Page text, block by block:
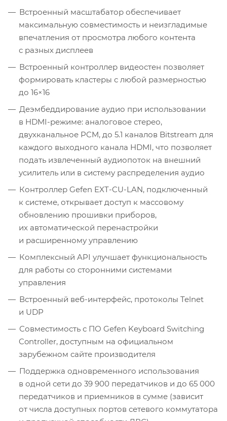
Встроенный масштабатор обеспечивает
максимальную совместимость и неизгладимые
впечатления от просмотра любого контента
с разных дисплеев
Встроенный контроллер видеостен позволяет
формировать кластеры с любой размерностью
до 16×16
Деэмбеддирование аудио при использовании
в HDMI-режиме: аналоговое стерео,
двухканальное PCM, до 5.1 каналов Bitstream для
каждого выходного канала HDMI, что позволяет
подать извлеченный аудиопоток на внешний
усилитель или в систему распределения аудио
Контроллер Gefen EXT-CU-LAN, подключенный
к системе, открывает доступ к массовому
обновлению прошивки приборов,
их автоматической перенастройки
и расширенному управлению
Комплексный API улучшает функциональность
для работы со сторонними системами
управления
Встроенный веб-интерфейс, протоколы Telnet
и UDP
Совместимость с ПО Gefen Keyboard Switching
Controller, доступным на официальном
зарубежном сайте производителя
Поддержка одновременного использования
в одной сети до 39 900 передатчиков и до 65 000
передатчиков и приемников в сумме (зависит
от числа доступных портов сетевого коммутатора